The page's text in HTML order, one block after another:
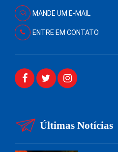
MANDE UM E-MAIL
ENTRE EM CONTATO
Últimas Notícias